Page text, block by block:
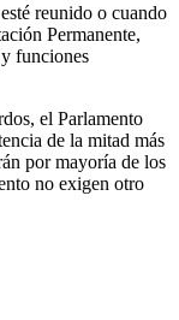
reunido o cuando
Permanente,
funciones
el Parlamento
de la mitad más
por mayoría de los
no exigen otro